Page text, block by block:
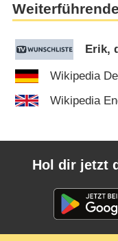
Erik,
Wikipedia
Wikipedia
Hol dir jetzt